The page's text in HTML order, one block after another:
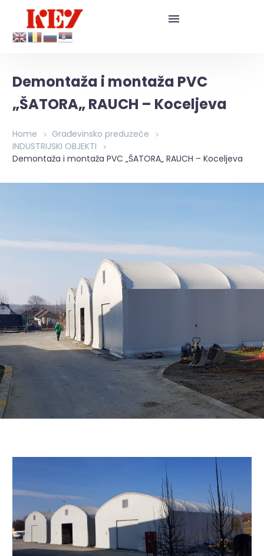
Demontaža i montaža PVC
„ŠATORA„ RAUCH – Koceljeva
Home
Građevinsko preduzeće
INDUSTRIJSKI OBJEKTI
Demontaža i montaža PVC „ŠATORA„ RAUCH – Koceljeva